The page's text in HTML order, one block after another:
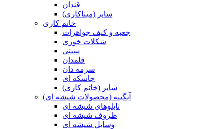
قندان
سایر (میناکاری)
خاتم کاری
جعبه و کیف جواهرات
شکلات خوری
سینی
قلمدان
سرمه دان
جاسکه ای
سایر (خاتم کاری)
آبگینه (محصولات شیشه ای)
تابلوهای شیشه ای
ظروف شیشه ای
وسایل شیشه ای